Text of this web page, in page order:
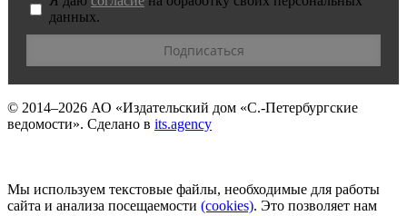
данных.
© 2014–2026 АО «Издательский дом «С.-Петербургские
ведомости». Сделано в its.agency
Мы используем текстовые файлы, необходимые для работы
сайта и анализа посещаемости (сookies). Это позволяет нам